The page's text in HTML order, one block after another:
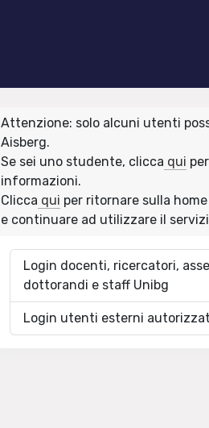
Attenzione: solo alcuni utenti
Aisberg.
Se sei uno studente, clicca qui
informazioni.
Clicca qui per ritornare sulla
e continuare ad utilizzare il
Login docenti, ricercatori,
dottorandi e staff Unibg
Login utenti esterni